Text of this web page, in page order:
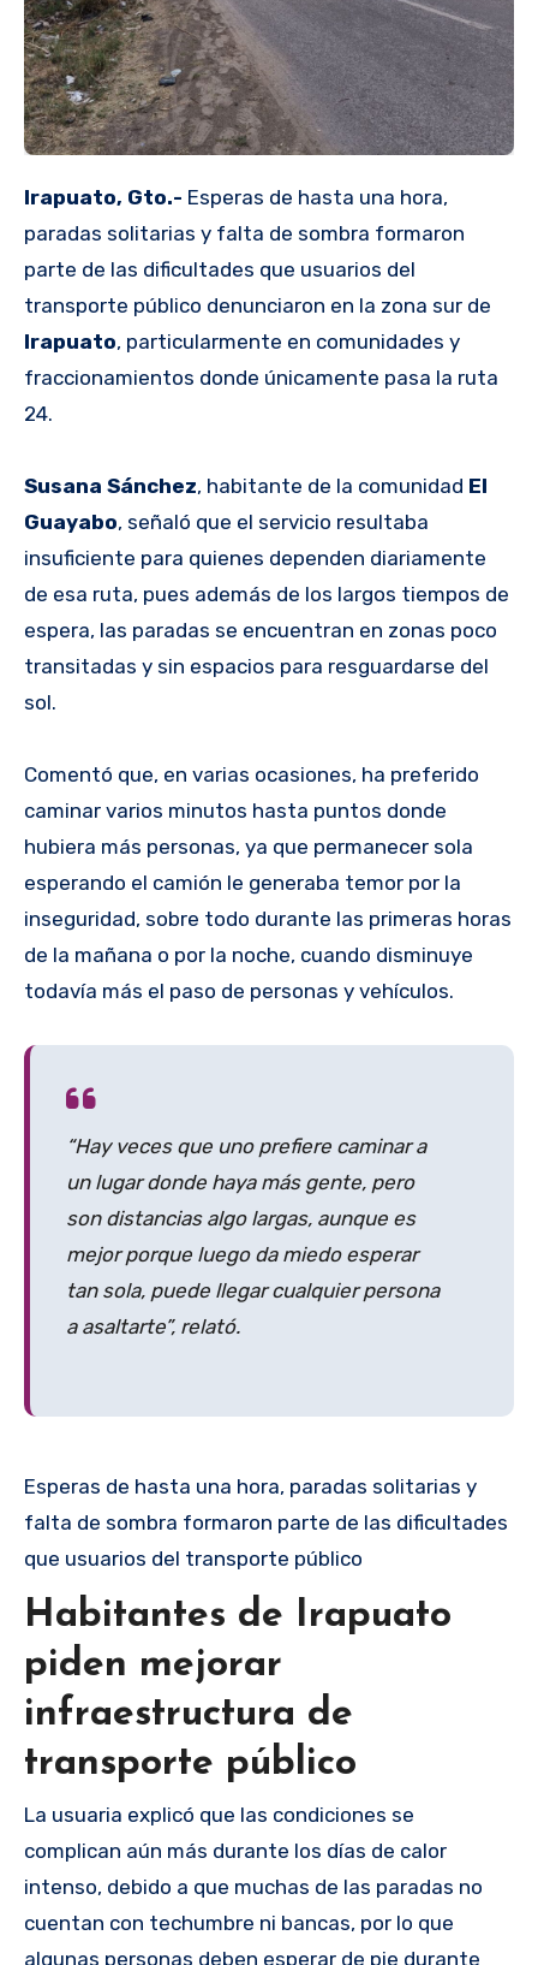
Irapuato, Gto.- Esperas de hasta una hora,
paradas solitarias y falta de sombra formaron
parte de las dificultades que usuarios del
transporte público denunciaron en la zona sur de
Irapuato, particularmente en comunidades y
fraccionamientos donde únicamente pasa la ruta
24.
Susana Sánchez, habitante de la comunidad El
Guayabo, señaló que el servicio resultaba
insuficiente para quienes dependen diariamente
de esa ruta, pues además de los largos tiempos de
espera, las paradas se encuentran en zonas poco
transitadas y sin espacios para resguardarse del
sol.
Comentó que, en varias ocasiones, ha preferido
caminar varios minutos hasta puntos donde
hubiera más personas, ya que permanecer sola
esperando el camión le generaba temor por la
inseguridad, sobre todo durante las primeras horas
de la mañana o por la noche, cuando disminuye
todavía más el paso de personas y vehículos.
“Hay veces que uno prefiere caminar a
un lugar donde haya más gente, pero
son distancias algo largas, aunque es
mejor porque luego da miedo esperar
tan sola, puede llegar cualquier persona
a asaltarte”, relató.
Esperas de hasta una hora, paradas solitarias y
falta de sombra formaron parte de las dificultades
que usuarios del transporte público
Habitantes de Irapuato
piden mejorar
infraestructura de
transporte público
La usuaria explicó que las condiciones se
complican aún más durante los días de calor
intenso, debido a que muchas de las paradas no
cuentan con techumbre ni bancas, por lo que
algunas personas deben esperar de pie durante